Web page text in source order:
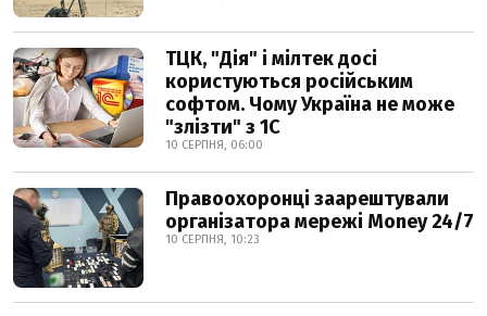
ТЦК, "Дія" і мілтек досі
користуються російським
софтом. Чому Україна не може
"злізти" з 1С
10 СЕРПНЯ, 06:00
Правоохоронці заарештували
організатора мережі Money 24/7
10 СЕРПНЯ, 10:23